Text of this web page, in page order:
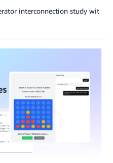
interconnection study wit